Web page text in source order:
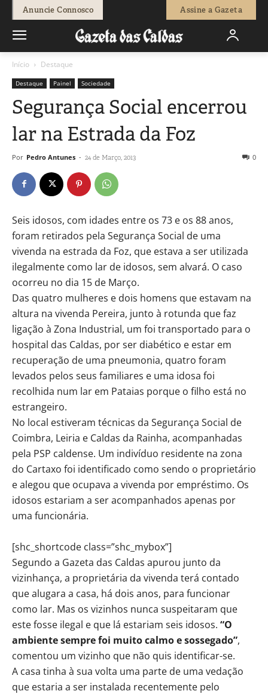
Anuncie Connosco Assine a Gazeta
Início Destaque
Destaque Painel Sociedade
Segurança Social encerrou
lar na Estrada da Foz
Por Pedro Antunes - 24 de Março, 2013 0
Seis idosos, com idades entre os 73 e os 88 anos,
foram retirados pela Segurança Social de uma
vivenda na estrada da Foz, que estava a ser utilizada
ilegalmente como lar de idosos, sem alvará. O caso
ocorreu no dia 15 de Março.
Das quatro mulheres e dois homens que estavam na
altura na vivenda Pereira, junto à rotunda que faz
ligação à Zona Industrial, um foi transportado para o
hospital das Caldas, por ser diabético e estar em
recuperação de uma pneumonia, quatro foram
levados pelos seus familiares e uma idosa foi
recolhida num lar em Pataias porque o filho está no
estrangeiro.
No local estiveram técnicas da Segurança Social de
Coimbra, Leiria e Caldas da Rainha, acompanhadas
pela PSP caldense. Um indivíduo residente na zona
do Cartaxo foi identificado como sendo o proprietário
e alegou que ocupava a vivenda por empréstimo. Os
idosos estariam a ser acompanhados apenas por
uma funcionária.
[shc_shortcode class=”shc_mybox”]
Segundo a Gazeta das Caldas apurou junto da
vizinhança, a proprietária da vivenda terá contado
que alugara a casa, há dois anos, para funcionar
como lar. Mas os vizinhos nunca suspeitaram que
este fosse ilegal e que lá estariam seis idosos. “O
ambiente sempre foi muito calmo e sossegado”,
comentou um vizinho que não quis identificar-se.
A casa tinha à sua volta uma parte de uma vedação
que estaria a ser instalada recentemente pelo